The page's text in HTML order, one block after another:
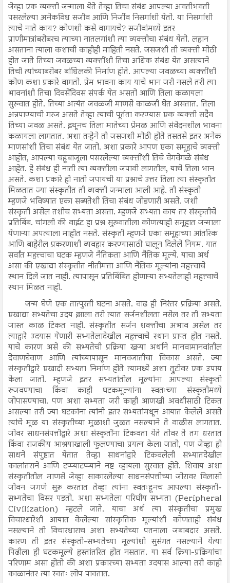
जेव्हा एक व्यक्ती जन्माला येते तेव्हा तिचा संबंध आपल्या अवतीभवती
पसरलेल्या अनेकविध सजीव आणि निर्जीव निसर्गाशी येतो. या निसर्गाशी
त्याचे नाते काय? कोणशी कसे वागायचे? सजीवांमध्ये इतर
प्राणीमात्रांबरोबरच त्याच्या नातलगांशी त्या व्यक्तीचा संबंध येतो. लहान
असताना त्याला कशाची काहीही माहिती नसते. जसजशी ती व्यक्ती मोठी
होत जाते तिच्या जवळच्या व्यक्तींशी तिचा अधिक संबंध येत असत्याने
तिची त्यांच्याबरोबर बांधिलकी निर्माण होते. आपल्या जवळच्या व्यक्तींशी
कोण कशा प्रकारे वागतो. प्रेम भावना काय याचे भान जरी नसले तरी त्या
भावनांशी तिचा दिवसेंदिवस संपर्क येत असतो आणि तिला कळायला
सुरुवात होते. तिच्या अत्यंत जवळजी माणसे काळजी घेत असतात. तिला
अन्नपाण्याची गरज असते तेव्हा त्याची पूर्तता करण्यास एक व्यक्ती सदैव
तिच्या जवळ असते. इथूनच तिला मातेच्या प्रेमळ आणि संवेदनशील भावना
कळायला लागतात. अशा तऱ्हेने ती जसजशी मोठी होते तसतसे इतर अनेक
माणसांशी तिचा संबंध येत जातो. अशा प्रकारे आपण एका समूहाचे व्यक्ती
आहोत, आपल्या चहूबाजूला पसरलेल्या व्यक्तींशी तिचे वेगवेगळे संबंध
आहेत. हे संबंध ही नाती त्या व्यक्तीला जपावी लागतील, याचे तिला भान
असते. कशा प्रकारे ही नाती जपायची या प्रश्नाचे उत्तर तिला त्या संस्कृतीत
मिळतात ज्या संस्कृतीत ती व्यक्ती जन्माला आली आहे. ती संस्कृती
म्हणजे भविष्यात एका सब्यतेशी तिचा संबंध जोडणारी असते. जशी
संस्कृती असेल तशीच सभ्यता असता. म्हणजे सभ्यता काय तर संस्कृतीचे
प्रतिबिंब. चांगली की वाईट हा प्रश्न सुरुवातीला कोणत्याही समूहात जन्माला
येणाऱ्या अपत्याला माहीत नसते. संस्कृती म्हणजे एका समूहाच्या आंतरिक
आणि बाहेरील प्रकरणाशी व्यवहार करण्यासाठी घालून दिलेले नियम. यात
सर्वांत महत्त्वाचा घटक म्हणजे नैतिकता आणि नैतिक मूल्ये. याचा अर्थ
असा की एखाद्या संस्कृतीत नीतीमत्ता आणि नैतिक मूल्यांना महत्त्वाचे
स्थान दिले जात नाही. त्यापासून प्रतिबिंबित होणाऱ्या सभ्यतेलाही महत्त्वाचे
स्थान मिळत नाही.
जन्म घेणे एक तात्पुरती घटना असते. वाढ ही निरंतर प्रक्रिया असते.
एखाद्या सभ्यतेचा उदय झाला तरी त्यात सर्जनशीलता नसेल तर ती सभ्यता
जास्त काळ टिकत नाही. संस्कृतीत सर्जन शक्तीचा अभाव असेल तर
त्याद्वारे उदयास येणारी सभ्यतेलादेखील महत्त्वाचे स्थान प्राप्त होत नसते.
याचे कारण असे की सभ्यतेची प्रक्रिया खऱ्या अर्थाने मानवामानवांतील
देवाणघेवाण आणि त्यांच्यापासून मानवजातीचा विकास असते. ज्या
संस्कृतीद्वारे एखादी सभ्यता निर्माण होते त्यामध्ये अशा त्रुटीवर एक उपाय
केला जातो. म्हणजे इतर सभ्यतांतील मूल्यांना आपल्या संस्कृती
रुजवण्याचा किंवा काही घटकमूल्यांना स्वतःच्या संस्कृतीमध्ये
जोपासण्याचा. पण अशा सभ्यता जरी काही आणखी अवधीसाठी टिकत
असल्या तरी ज्या घटकांना त्यांनी इतर सभ्यतांमधून आयात केलेले असते
त्यांचे मूळ या संस्कृतीच्या मुळाशी जुळत नसल्याने ते वाळीस लागतात.
जोवर साधनसंपत्तीद्वारे अशा संस्कृतींना टिकवता येते तोवर ते तग धरतात
किंवा राजकीय आश्रयाखाली फुलण्याचा प्रयत्न केला जातो, पण जेव्हा ही
साधने संपुष्टात येतात तेव्हा साधनांद्वारे टिकवलेली सभ्यातदेखील
कालांतराने आणि टप्प्याटप्प्याने नष्ट व्हायला सुरवात होते. शिवाय अशा
संस्कृतीतील माणसे जेव्हा साकारलेल्या साधनसंपत्तीच्या जोरावर विलासी
जीवन जगणे सुरू करतात तेव्हा त्यांना स्वतःहूनच आपल्या संस्कृती-
सभ्यतेचा विसर पडतो. अशा सभ्यतेला परिघीय सभ्यता (Peripheral
Civilization) म्हटले जाते. याचा अर्थ त्या संस्कृतीचा प्रमुख
विचारधारेशी आयात केलेल्या सांस्कृतिक मूल्यांशी कोणताही संबंध
नसल्याने ती विचारधाराच अशा सभ्यतेच्या पतनाला जबाबदार असते.
कारण ती इतर संस्कृती-सभ्यतेच्या मूल्यांशी सुसंगत नसल्याने येत्या
पिढीला ही घटकमूल्ये हस्तांतरित होत नसतात. या सर्व क्रिया-प्रक्रियांचा
परिणाम असा होतो की अशा प्रकारच्या सभ्यता उदयास आल्या तरी काही
काळानंतर त्या स्वतः लोप पावतात.